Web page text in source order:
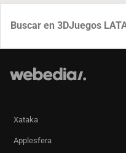
Xataka
Applesfera